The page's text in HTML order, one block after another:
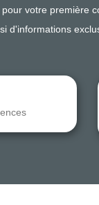
votre première
d'informations